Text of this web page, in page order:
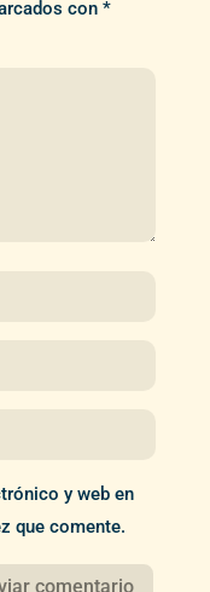
con *
y web en
que comente.